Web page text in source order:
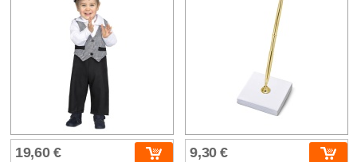
19,60 € 9,30 €